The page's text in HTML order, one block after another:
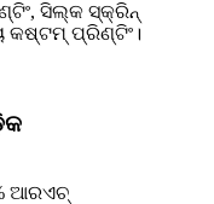
ସିଲ୍କ ସ୍କ୍ରିନ୍
କଷ୍ଟମ୍ ପ୍ରିଣ୍ଟିଂ।
ଆରଏଚ୍